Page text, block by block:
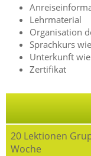
Lehrmaterial
Organisation
Sprachkurs
Unterkunft
Zertifikat
20 Lektionen
Woche